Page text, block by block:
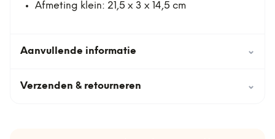
Afmeting klein: 21,5 x 3 x 14,5 cm
Aanvullende informatie ⌄
Verzenden & retourneren ⌄